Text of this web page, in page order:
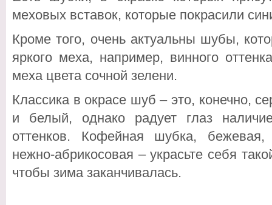
меховых вставок, которые покрасили
Кроме того, очень актуальны шубы,
яркого меха, например, винного
меха цвета сочной зелени.
Классика в окрасе шуб – это, конечно,
и белый, однако радует глаз
оттенков. Кофейная шубка, бежевая,
нежно-абрикосовая – украсьте себя
чтобы зима заканчивалась.